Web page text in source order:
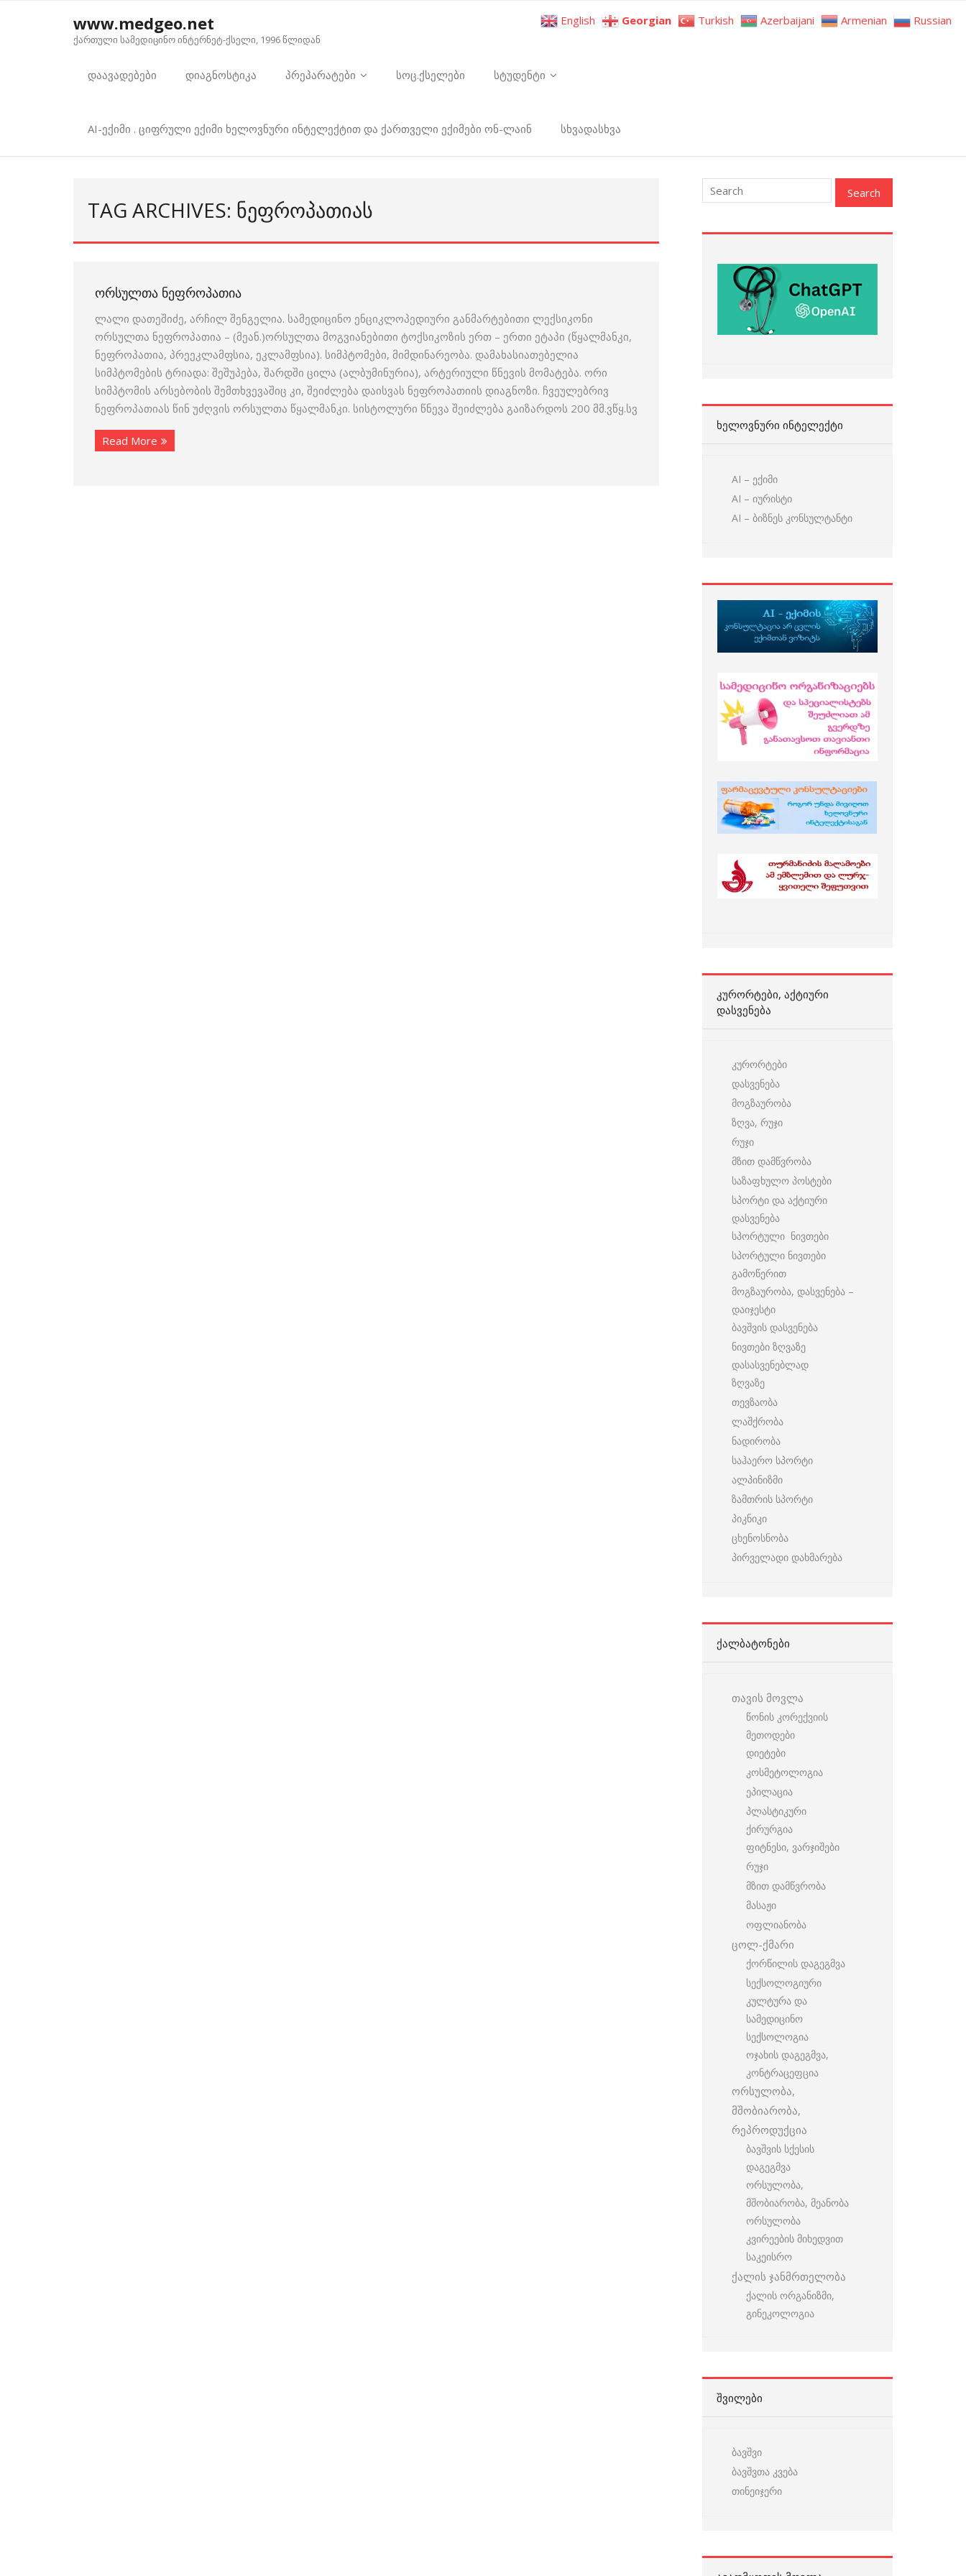
www.medgeo.net
ქართული სამედიცინო ინტერნეტ-ქსელი, 1996 წლიდან
დაავადებები დიაგნოსტიკა პრეპარატები სოც.ქსელები სტუდენტი
AI-ექიმი . ციფრული ექიმი ხელოვნური ინტელექტით და ქართველი ექიმები ონ-ლაინ სხვადასხვა
TAG ARCHIVES: ᲜᲔᲤᲠᲝᲞᲐᲗᲘᲐᲡ
ᲝᲠᲡᲣᲚᲗᲐ ᲜᲔᲤᲠᲝᲞᲐᲗᲘᲐ
ლალი დათეშიძე, არჩილ შენგელია. სამედიცინო ენციკლოპედიური განმარტებითი ლექსიკონი
ორსულთა ნეფროპათია – (მეან.)ორსულთა მოგვიანებითი ტოქსიკოზის ერთ – ერთი ეტაპი (წყალმანკი,
ნეფროპათია, პრეეკლამფსია, ეკლამფსია). სიმპტომები, მიმდინარეობა. დამახასიათებელია
სიმპტომების ტრიადა: შეშუპება, შარდში ცილა (ალბუმინურია), არტერიული წნევის მომატება. ორი
სიმპტომის არსებობის შემთხვევაშიც კი, შეიძლება დაისვას ნეფროპათიის დიაგნოზი. ჩვეულებრივ
ნეფროპათიას წინ უძღვის ორსულთა წყალმანკი. სისტოლური წნევა შეიძლება გაიზარდოს 200 მმ.ვწყ.სვ
Read More
ᲮᲔᲚᲝᲕᲜᲣᲠᲘ ᲘᲜᲢᲔᲚᲔᲥᲢᲘ
AI – ექიმი
AI – იურისტი
AI – ბიზნეს კონსულტანტი
ᲙᲣᲠᲝᲠᲢᲔᲑᲘ, ᲐᲥᲢᲘᲣᲠᲘ
ᲓᲐᲡᲕᲔᲜᲔᲑᲐ
კურორტები
დასვენება
მოგზაურობა
ზღვა, რუჯი
რუჯი
მზით დამწვრობა
საზაფხულო პოსტები
სპორტი და აქტიური
დასვენება
სპორტული ნივთები
სპორტული ნივთები
გამოწერით
მოგზაურობა, დასვენება –
დაიჯესტი
ბავშვის დასვენება
ნივთები ზღვაზე
დასასვენებლად
ზღვაზე
თევზაობა
ლაშქრობა
ნადირობა
საჰაერო სპორტი
ალპინიზმი
ზამთრის სპორტი
პიკნიკი
ცხენოსნობა
პირველადი დახმარება
ᲥᲐᲚᲑᲐᲢᲝᲜᲔᲑᲘ
თავის მოვლა
წონის კორექვიის
მეთოდები
დიეტები
კოსმეტოლოგია
ეპილაცია
პლასტიკური
ქირურგია
ფიტნესი, ვარჯიშები
რუჯი
მზით დამწვრობა
მასაჟი
ოფლიანობა
ცოლ-ქმარი
ქორწილის დაგეგმვა
სექსოლოგიური
კულტურა და
სამედიცინო
სექსოლოგია
ოჯახის დაგეგმვა,
კონტრაცეფცია
ორსულობა,
მშობიარობა,
რეპროდუქცია
ბავშვის სქესის
დაგეგმვა
ორსულობა,
მშობიარობა, მეანობა
ორსულობა
კვირეების მიხედვით
საკეისრო
ქალის ჯანმრთელობა
ქალის ორგანიზმი,
გინეკოლოგია
ᲨᲕᲘᲚᲔᲑᲘ
ბავშვი
ბავშვთა კვება
თინეიჯერი
English Georgian Turkish Azerbaijani Armenian Russian